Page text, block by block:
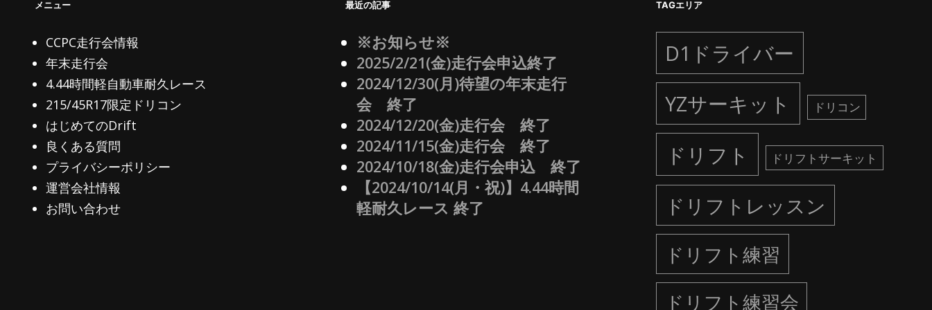
メニュー
CCPC走行会情報
年末走行会
4.44時間軽自動車耐久レース
215/45R17限定ドリコン
はじめてのDrift
良くある質問
プライバシーポリシー
運営会社情報
お問い合わせ
最近の記事
※お知らせ※
2025/2/21(金)走行会申込終了
2024/12/30(月)待望の年末走行
会 終了
2024/12/20(金)走行会 終了
2024/11/15(金)走行会 終了
2024/10/18(金)走行会申込 終了
【2024/10/14(月・祝)】4.44時間
軽耐久レース 終了
TAGエリア
D1ドライバー
YZサーキット
ドリコン
ドリフト ドリフトサーキット
ドリフトレッスン
ドリフト練習
ドリフト練習会